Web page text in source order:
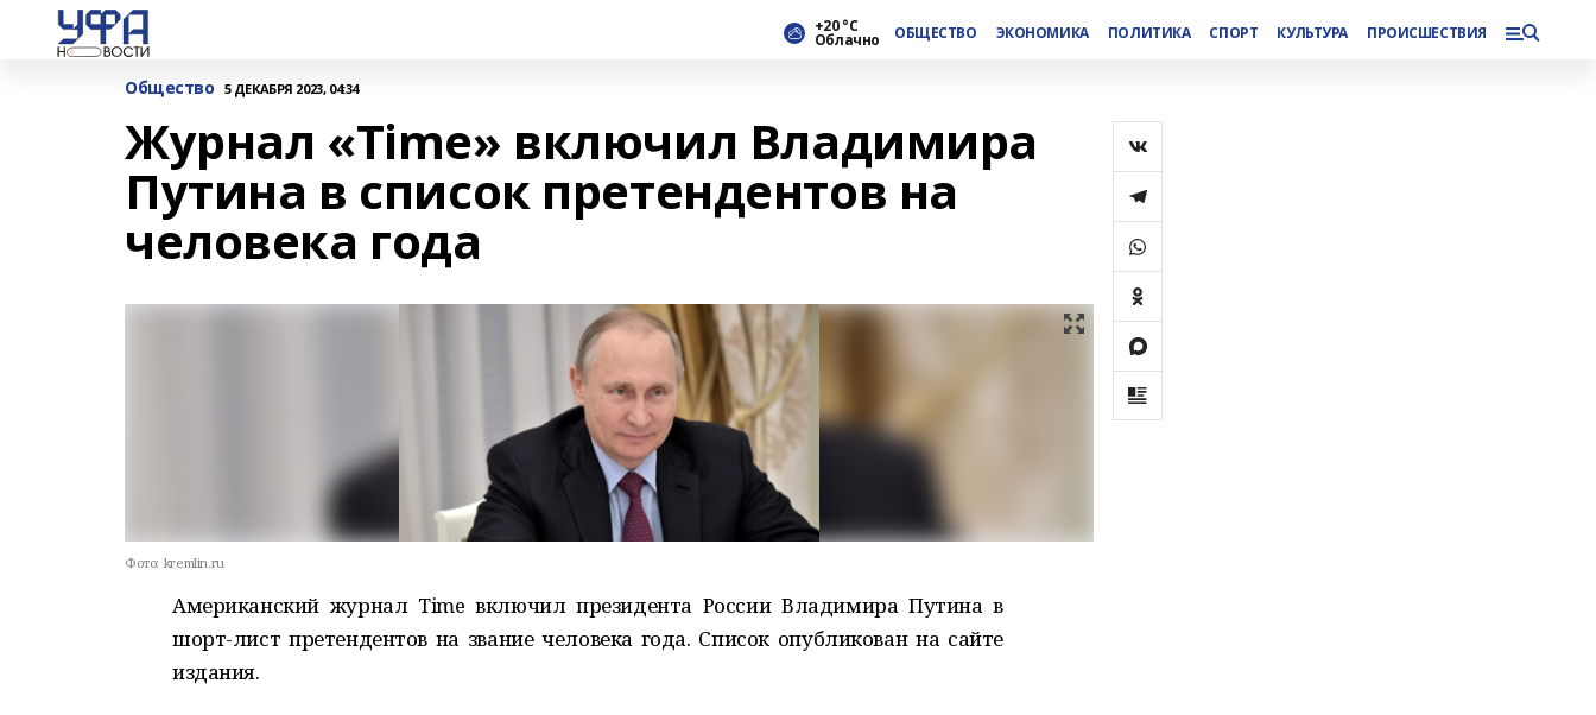
+20 °С
Облачно ОБЩЕСТВО ЭКОНОМИКА ПОЛИТИКА СПОРТ КУЛЬТУРА ПРОИСШЕСТВИЯ
Общество 5 ДЕКАБРЯ 2023, 04:34
Журнал «Time» включил Владимира
Путина в список претендентов на
человека года
Фото: kremlin.ru
Американский журнал Time включил президента России Владимира Путина в
шорт-лист претендентов на звание человека года. Список опубликован на сайте
издания.